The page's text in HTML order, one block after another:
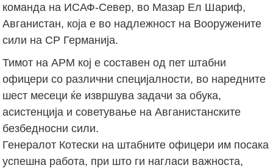
команда на ИСАФ-Север, во Мазар Ел Шариф,
Авганистан, која е во надлежност на Вооружените
сили на СР Германија.
Тимот на АРМ кој е составен од пет штабни
офицери со различни специјалности, во наредните
шест месеци ќе извршува задачи за обука,
асистенција и советување на Авганистанските
безбедносни сили.
Генералот Котески на штабните офицери им посака
успешна работа, при што ги нагласи важноста,